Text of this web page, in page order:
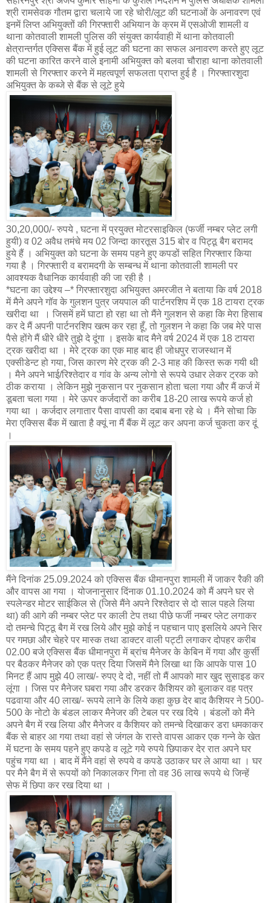
श्री रामसेवक गौतम द्वारा चलाये जा रहे चोरी/लूट की घटनाओं के अनावरण एवं
इनमें लिप्त अभियुक्तों की गिरफ्तारी अभियान के क्रम में एसओजी शामली व
थाना कोतवाली शामली पुलिस की संयुक्त कार्यवाही में थाना कोतवाली
क्षेत्रान्तर्गत एक्सिस बैंक में हुई लूट की घटना का सफल अनावरण करते हुए लूट
की घटना कारित करने वाले इनामी अभियुक्त को बलवा चौराहा थाना कोतवाली
शामली से गिरफ्तार करने में महत्वपूर्ण सफलता प्राप्त हुई है । गिरफ्तारशुदा
अभियुक्त के कब्जे से बैंक से लूटे हुये
30,20,000/- रुपये , घटना में प्रयुक्त मोटरसाइकिल (फर्जी नम्बर प्लेट लगी
हुयी) व 02 अवैध तमंचे मय 02 जिन्दा कारतूस 315 बोर व पिट्ठू बैग बरामद
हुये हैं । अभियुक्त को घटना के समय पहने हुए कपडों सहित गिरफ्तार किया
गया है । गिरफ्तारी व बरामदगी के सम्बन्ध में थाना कोतवाली शामली पर
आवश्यक वैधानिक कार्यवाही की जा रही है ।
*घटना का उद्देश्य –* गिरफ्तारशुदा अभियुक्त अमरजीत ने बताया कि वर्ष 2018
में मैने अपने गॉव के गुलशन पुत्र जयपाल की पार्टनरशिप में एक 18 टायरा ट्रक
खरीदा था । जिसमें हमें घाटा हो रहा था तो मैंने गुलशन से कहा कि मेरा हिसाब
कर दे मैं अपनी पार्टनरशिप खत्म कर रहा हूँ, तो गुलशन ने कहा कि जब मेरे पास
पैसे होंगे मैं धीरे धीरे तुझे दे दूंगा । इसके बाद मैने वर्ष 2024 में एक 18 टायरा
ट्रक खरीदा था । मेरे ट्रक का एक माह बाद ही जोधपुर राजस्थान में
एक्सीडेन्ट हो गया, जिस कारण मेरे ट्रक की 2-3 माह की किस्त रूक गयी थी
। मैने अपने भाई/रिश्तेदार व गांव के अन्य लोगो से रूपये उधार लेकर ट्रक को
ठीक कराया । लेकिन मुझे नुकसान पर नुकसान होता चला गया और मैं कर्ज में
डूबता चला गया । मेरे ऊपर कर्जदारों का करीब 18-20 लाख रूपये कर्ज हो
गया था । कर्जदार लगातार पैसा वापसी का दबाब बना रहे थे । मैंने सोचा कि
मेरा एक्सिस बैंक में खाता है क्यूं ना मैं बैंक में लूट कर अपना कर्ज चुकता कर दूं
।
मैंने दिनांक 25.09.2024 को एक्सिस बैंक धीमानपुरा शामली में जाकर रैकी की
और वापस आ गया । योजनानुसार दिंनाक 01.10.2024 को मैं अपने घर से
स्पलेन्डर मोटर साईकिल से (जिसे मैंने अपने रिश्तेदार से दो साल पहले लिया
था) की आगे की नम्बर प्लेट पर काली टेप तथा पीछे फर्जी नम्बर प्लेट लगाकर
दो तमन्चे पिट्ठू बैग में रख लिये और मुझे कोई न पहचान पाए इसलिये अपने सिर
पर गमछा और चेहरे पर मास्क तथा डाक्टर वाली पट्टी लगाकर दोपहर करीब
02.00 बजे एक्सिस बैंक धीमानपुरा में ब्रांच मैनेजर के केबिन में गया और कुर्सी
पर बैठकर मैनेजर को एक पत्र दिया जिसमें मैने लिखा था कि आपके पास 10
मिनट हैं आप मुझे 40 लाख/- रुपए दे दो, नहीं तो मैं आपको मार खुद सुसाइड कर
लूंगा । जिस पर मैनेजर घबरा गया और डरकर कैशियर को बुलाकर वह पत्र
पढवाया और 40 लाख/- रूपये लाने के लिये कहा कुछ देर बाद कैशियर ने 500-
500 के नोटो के बंडल लाकर मैनेजर की टेबल पर रख दिये । बंडलों को मैंने
अपने बैग में रख लिया और मैनेजर व कैशियर को तमन्चे दिखाकर डरा धमकाकर
बैंक से बाहर आ गया तथा वहां से जंगल के रास्ते वापस आकर एक गन्ने के खेत
में घटना के समय पहने हुए कपडे व लूटे गये रुपये छिपाकर देर रात अपने घर
पहुंच गया था । बाद में मैंने वहां से रुपये व कपडे उठाकर घर ले आया था । घर
पर मैने बैग में से रूपयों को निकालकर गिना तो वह 36 लाख रूपये थे जिन्हें
सेफ में छिपा कर रख दिया था ।